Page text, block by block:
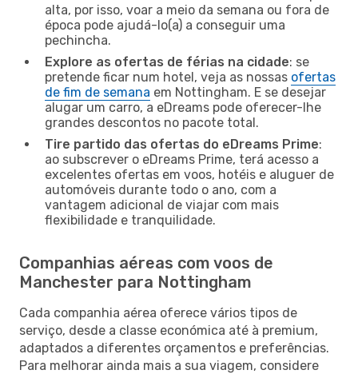
alta, por isso, voar a meio da semana ou fora de
época pode ajudá-lo(a) a conseguir uma
pechincha.
Explore as ofertas de férias na cidade: se
pretende ficar num hotel, veja as nossas ofertas
de fim de semana em Nottingham. E se desejar
alugar um carro, a eDreams pode oferecer-lhe
grandes descontos no pacote total.
Tire partido das ofertas do eDreams Prime:
ao subscrever o eDreams Prime, terá acesso a
excelentes ofertas em voos, hotéis e aluguer de
automóveis durante todo o ano, com a
vantagem adicional de viajar com mais
flexibilidade e tranquilidade.
Companhias aéreas com voos de
Manchester para Nottingham
Cada companhia aérea oferece vários tipos de
serviço, desde a classe económica até à premium,
adaptados a diferentes orçamentos e preferências.
Para melhorar ainda mais a sua viagem, considere